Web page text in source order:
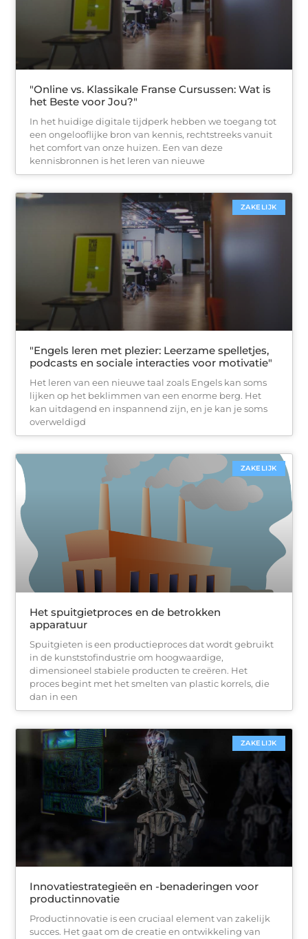
"Online vs. Klassikale Franse Cursussen: Wat is
het Beste voor Jou?"
In het huidige digitale tijdperk hebben we toegang tot
een ongelooflijke bron van kennis, rechtstreeks vanuit
het comfort van onze huizen. Een van deze
kennisbronnen is het leren van nieuwe
ZAKELIJK
"Engels leren met plezier: Leerzame spelletjes,
podcasts en sociale interacties voor motivatie"
Het leren van een nieuwe taal zoals Engels kan soms
lijken op het beklimmen van een enorme berg. Het
kan uitdagend en inspannend zijn, en je kan je soms
overweldigd
ZAKELIJK
Het spuitgietproces en de betrokken
apparatuur
Spuitgieten is een productieproces dat wordt gebruikt
in de kunststofindustrie om hoogwaardige,
dimensioneel stabiele producten te creëren. Het
proces begint met het smelten van plastic korrels, die
dan in een
ZAKELIJK
Innovatiestrategieën en -benaderingen voor
productinnovatie
Productinnovatie is een cruciaal element van zakelijk
succes. Het gaat om de creatie en ontwikkeling van